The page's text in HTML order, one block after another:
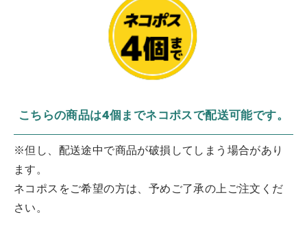
こちらの商品は4個までネコポスで配送可能です。
※但し、配送途中で商品が破損してしまう場合があり
ます。
ネコポスをご希望の方は、予めご了承の上ご注文くだ
さい。